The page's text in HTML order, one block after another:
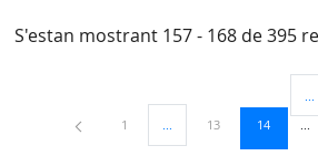
S'estan mostrant 157 - 168 de 395
Pàgina
1 ...Pàgines intermèdies
Pàgina
13 Pàgina
14